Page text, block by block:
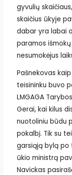
gyvulių
skaičius ūkyje
dabar yra labai
paramos
nesumokėjus
Pašnekovas
teisininku buvo
LMGAGA
Gerai, kai kilus
nuotoliniu būdu
pokalbį. Tik su
garsiąją bylą po
ūkio ministrą
Navickas